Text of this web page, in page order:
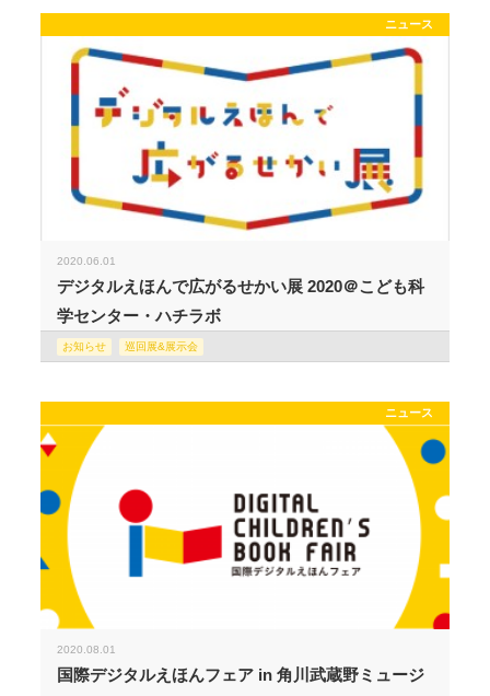
ニュース
2020.06.01
デジタルえほんで広がるせかい展 2020＠こども科
学センター・ハチラボ
お知らせ 巡回展&展示会
ニュース
2020.08.01
国際デジタルえほんフェア in 角川武蔵野ミュージ